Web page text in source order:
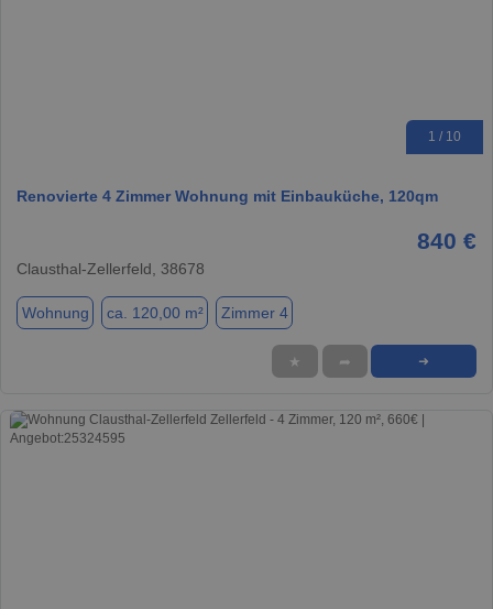
1 / 10
Renovierte 4 Zimmer Wohnung mit Einbauküche, 120qm
840 €
Clausthal-Zellerfeld, 38678
Wohnung ca. 120,00 m² Zimmer 4
★ ➦ ➜